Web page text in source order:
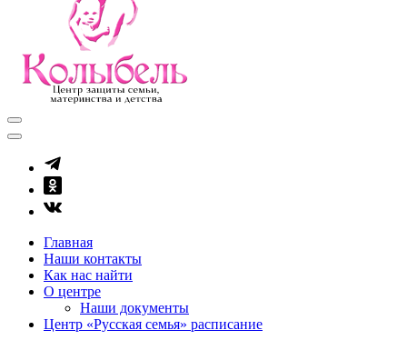
Главная
Наши контакты
Как нас найти
О центре
Наши документы
Центр «Русская семья» расписание